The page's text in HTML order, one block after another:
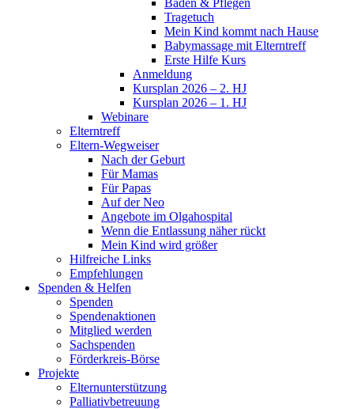
Baden & Pflegen
Tragetuch
Mein Kind kommt nach Hause
Babymassage mit Elterntreff
Erste Hilfe Kurs
Anmeldung
Kursplan 2026 – 2. HJ
Kursplan 2026 – 1. HJ
Webinare
Elterntreff
Eltern-Wegweiser
Nach der Geburt
Für Mamas
Für Papas
Auf der Neo
Angebote im Olgahospital
Wenn die Entlassung näher rückt
Mein Kind wird größer
Hilfreiche Links
Empfehlungen
Spenden & Helfen
Spenden
Spendenaktionen
Mitglied werden
Sachspenden
Förderkreis-Börse
Projekte
Elternunterstützung
Palliativbetreuung